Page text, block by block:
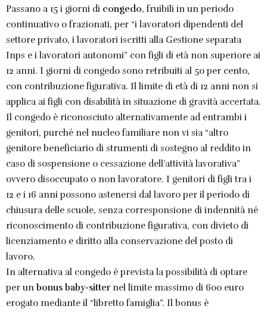
Passano a 15 i giorni di congedo, fruibili in un periodo
continuativo o frazionati, per “i lavoratori dipendenti del
settore privato, i lavoratori iscritti alla Gestione separata
Inps e i lavoratori autonomi” con figli di età non superiore ai
12 anni. I giorni di congedo sono retribuiti al 50 per cento,
con contribuzione figurativa. Il limite di età di 12 anni non si
applica ai figli con disabilità in situazione di gravità accertata.
Il congedo è riconosciuto alternativamente ad entrambi i
genitori, purché nel nucleo familiare non vi sia “altro
genitore beneficiario di strumenti di sostegno al reddito in
caso di sospensione o cessazione dell’attività lavorativa”
ovvero disoccupato o non lavoratore. I genitori di figli tra i
12 e i 16 anni possono astenersi dal lavoro per il periodo di
chiusura delle scuole, senza corresponsione di indennità né
riconoscimento di contribuzione figurativa, con divieto di
licenziamento e diritto alla conservazione del posto di
lavoro.
In alternativa al congedo è prevista la possibilità di optare
per unbonus baby-sitter nel limite massimo di 600 euro
erogato mediante il “libretto famiglia”. Il bonus è